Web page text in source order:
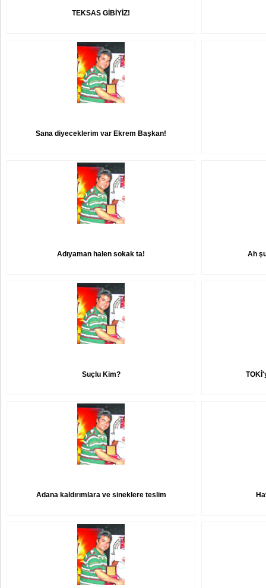
TEKSAS GİBİYİZ!
Sana diyeceklerim var Ekrem Başkan!
Adıyaman halen sokak ta! Ah
Suçlu Kim?
Adana kaldırımlara ve sineklere teslim